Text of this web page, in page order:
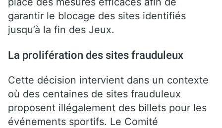
garantir le blocage des sites identifiés
jusqu’à la fin des Jeux.
La prolifération des sites frauduleux
Cette décision intervient dans un contexte
où des centaines de sites frauduleux
proposent illégalement des billets pour les
événements sportifs. Le Comité